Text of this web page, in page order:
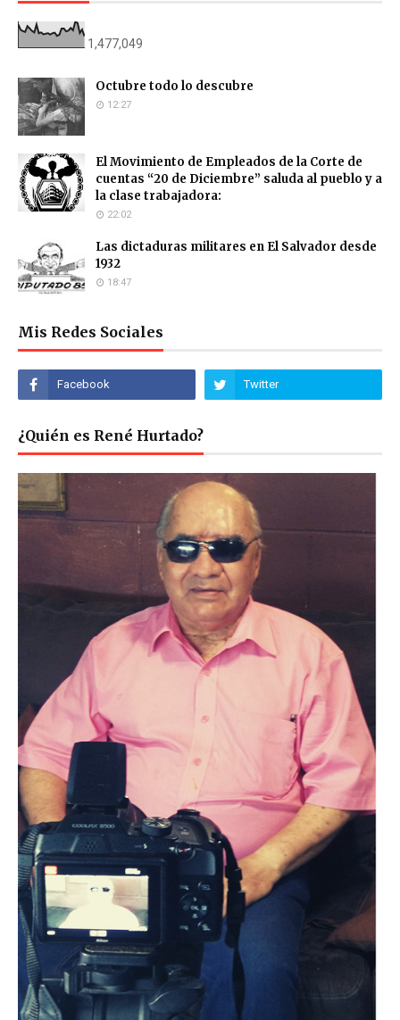
1,477,049
Octubre todo lo descubre
12:27
El Movimiento de Empleados de la Corte de
cuentas “20 de Diciembre” saluda al pueblo y a
la clase trabajadora:
22:02
Las dictaduras militares en El Salvador desde
1932
18:47
Mis Redes Sociales
¿Quién es René Hurtado?